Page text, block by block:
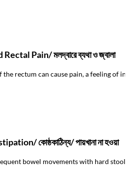
Pain/ মলদ্বারে ব্যথা ও জ্বালা
rectum can cause pain, a feeling of
কোষ্ঠকাঠিন্য/ পায়খানা না হওয়া
bowel movements with hard stool